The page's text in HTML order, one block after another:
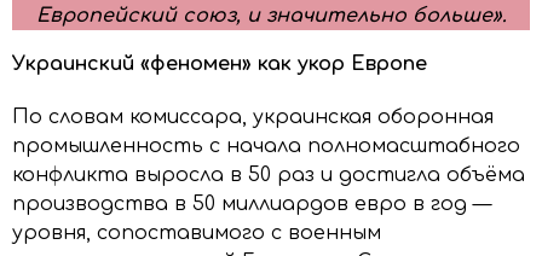
Европейский союз, и значительно больше».
Украинский «феномен» как укор Европе
По словам комиссара, украинская оборонная
промышленность с начала полномасштабного
конфликта выросла в 50 раз и достигла объёма
производства в 50 миллиардов евро в год —
уровня, сопоставимого с военным